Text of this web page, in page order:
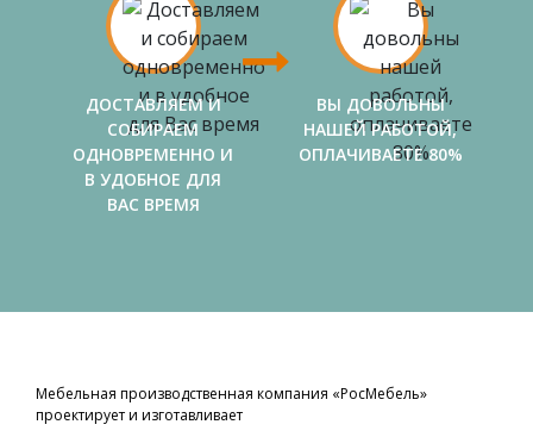
ДОСТАВЛЯЕМ И
СОБИРАЕМ
ОДНОВРЕМЕННО И
В УДОБНОЕ ДЛЯ
ВАС ВРЕМЯ
ВЫ ДОВОЛЬНЫ
НАШЕЙ РАБОТОЙ,
ОПЛАЧИВАЕТЕ 80%
Мебельная производственная компания «РосМебель»
проектирует и изготавливает